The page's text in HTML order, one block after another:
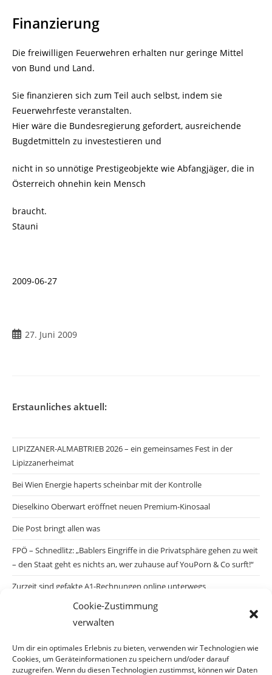
Cookie-Zustimmung
verwalten
Um dir ein optimales Erlebnis zu bieten, verwenden wir Technologien wie
Cookies, um Geräteinformationen zu speichern und/oder darauf
zuzugreifen. Wenn du diesen Technologien zustimmst, können wir Daten
Finanzierung
Die freiwilligen Feuerwehren erhalten nur geringe Mittel
von Bund und Land.
Sie finanzieren sich zum Teil auch selbst, indem sie
Feuerwehrfeste veranstalten.
Hier wäre die Bundesregierung gefordert, ausreichende
Bugdetmitteln zu investestieren und
nicht in so unnötige Prestigeobjekte wie Abfangjäger, die in
Österreich ohnehin kein Mensch
braucht.
Stauni
2009-06-27
Beitrag
27. Juni 2009
Erstaunliches aktuell:
LIPIZZANER-ALMABTRIEB 2026 – ein gemeinsames Fest in der
Lipizzanerheimat
Bei Wien Energie haperts scheinbar mit der Kontrolle
Dieselkino Oberwart eröffnet neuen Premium-Kinosaal
Die Post bringt allen was
FPÖ – Schnedlitz: „Bablers Eingriffe in die Privatsphäre gehen zu weit
– den Staat geht es nichts an, wer zuhause auf YouPorn & Co surft!“
Zurzeit sind gefakte A1-Rechnungen online unterwegs
Salzburgs Juden und ihre Sicherheit: „Erst nach einem Anschlag wäre
die Gefahr endlich konkret!“
Biologisches Wunder in Ceuta
Ein vermeintliches Abschiebemärchen